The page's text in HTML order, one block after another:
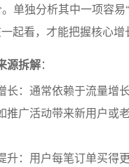
单独分析其中一项容易
起看，才能把握核心增
源拆解：
长：通常依赖于流量增
推广活动带来新用户或
升：用户每笔订单买得